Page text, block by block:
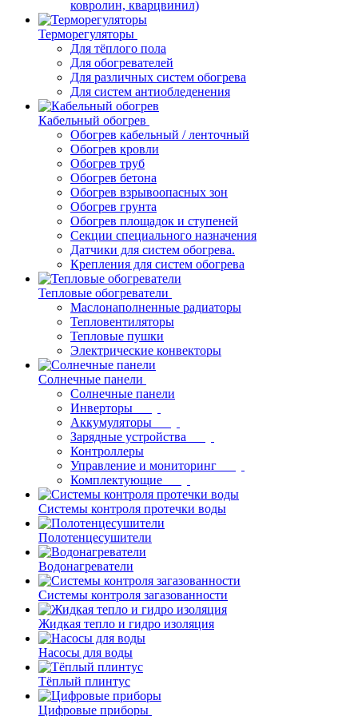
ковролин, кварцвинил)
Терморегуляторы
Для тёплого пола
Для обогревателей
Для различных систем обогрева
Для систем антиобледенения
Кабельный обогрев
Обогрев кабельный / ленточный
Обогрев кровли
Обогрев труб
Обогрев бетона
Обогрев взрывоопасных зон
Обогрев грунта
Обогрев площадок и ступеней
Секции специального назначения
Датчики для систем обогрева.
Крепления для систем обогрева
Тепловые обогреватели
Маслонаполненные радиаторы
Тепловентиляторы
Тепловые пушки
Электрические конвекторы
Солнечные панели
Солнечные панели
Инверторы
Аккумуляторы
Зарядные устройства
Контроллеры
Управление и мониторинг
Комплектующие
Системы контроля протечки воды
Полотенцесушители
Водонагреватели
Системы контроля загазованности
Жидкая тепло и гидро изоляция
Насосы для воды
Тёплый плинтус
Цифровые приборы